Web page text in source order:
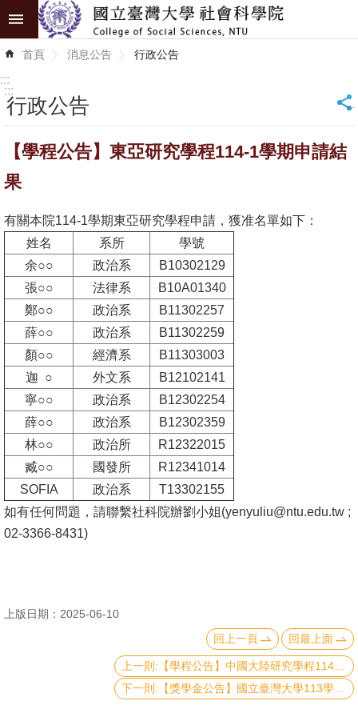
跳到主要內容區塊
進
階
識
學
學
術
單
位
研
消
息
公
告
國
際
化
深
首頁 消息公告 行政公告
:::
:::
行政公告 _
【學程公告】東亞研究學程114-1學期申請結
果
有關本院114-1學期東亞研究學程申請，獲准名單如下：
姓名
系所
學號
余○○
政治系
B10302129
張○○
法律系
B10A01340
鄭○○
政治系
B11302257
薛○○
政治系
B11302259
顏○○
經濟系
B11303003
迦 ○
外文系
B12102141
寧○○
政治系
B12302254
薛○○
政治系
B12302359
林○○
政治所
R12322015
臧○○
國發所
R12341014
SOFIA
政治系
T13302155
如有任何問題，請聯繫社科院辦劉小姐(yenyuliu@ntu.edu.tw ;
02-3366-8431)
上版日期：2025-06-10
回上一頁
回最上面